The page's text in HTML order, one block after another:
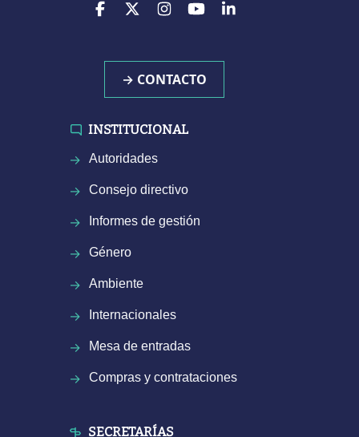
→ CONTACTO
INSTITUCIONAL
Autoridades
Consejo directivo
Informes de gestión
Género
Ambiente
Internacionales
Mesa de entradas
Compras y contrataciones
SECRETARÍAS